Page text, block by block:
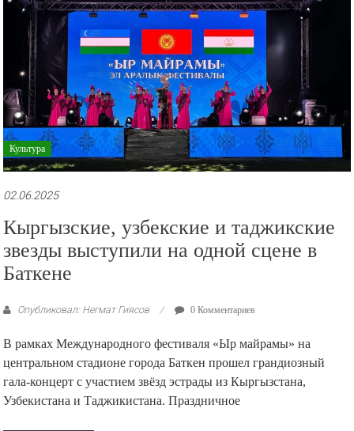
Культура
02.06.2025
Кыргызские, узбекские и таджикские
звезды выступили на одной сцене в
Баткене
Опубликовал: Негмат Гиясов 0 Комментариев
В рамках Международного фестиваля «Ыр майрамы» на
центральном стадионе города Баткен прошел грандиозный
гала-концерт с участием звёзд эстрады из Кыргызстана,
Узбекистана и Таджикистана. Праздничное